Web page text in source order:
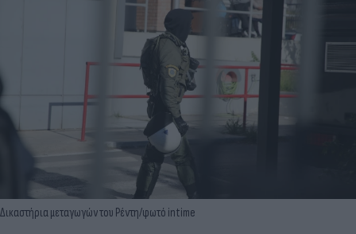
Δικαστήρια μεταγωγών του Ρέντη/φωτό intime